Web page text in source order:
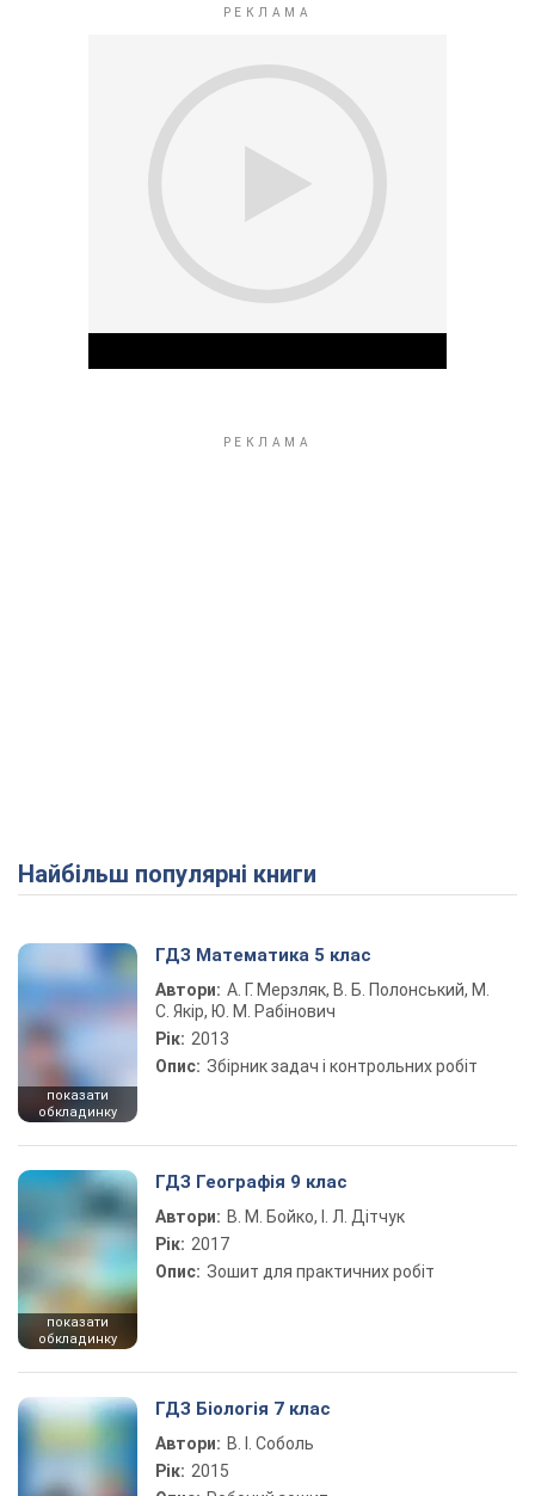
Найбільш популярні книги
показати
обкладинку
ГДЗ Математика 5 клас
Автори: А. Г. Мерзляк, В. Б. Полонський, М.
С. Якір, Ю. М. Рабінович
Рік: 2013
Опис: Збірник задач і контрольних робіт
показати
обкладинку
ГДЗ Географія 9 клас
Автори: В. М. Бойко, І. Л. Дітчук
Рік: 2017
Опис: Зошит для практичних робіт
ГДЗ Біологія 7 клас
Автори: В. І. Соболь
Рік: 2015